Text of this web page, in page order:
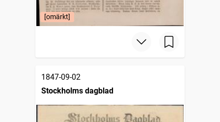
[omärkt]
1847-09-02
Stockholms dagblad